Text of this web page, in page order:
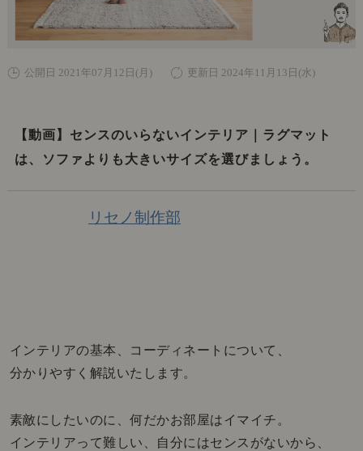
公開日 2021年07月12日(月) 更新日 2024年11月13日(水)
【動画】センスのいらないインテリア｜ラグマット
は、ソファよりも大きいサイズを選びましょう。
リセノ制作部
インテリアの基本、コーディネートについて、
分かりやすく解説いたします。
素敵にしたいのに、何だかお部屋はイマイチ。
インテリアって難しい、自分にはセンスがないから、